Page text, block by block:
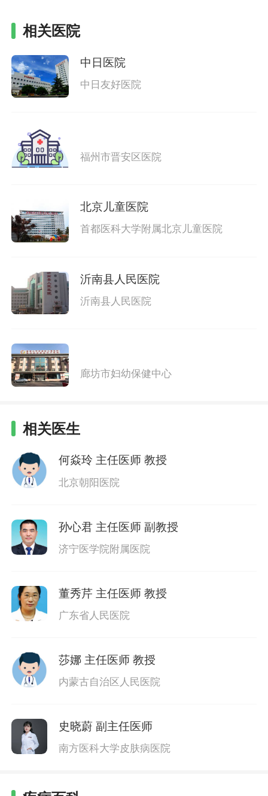
相关医院
中日医院
中日友好医院
福州市晋安区医院
北京儿童医院
首都医科大学附属北京儿童医院
沂南县人民医院
沂南县人民医院
廊坊市妇幼保健中心
相关医生
何焱玲 主任医师 教授
北京朝阳医院
孙心君 主任医师 副教授
济宁医学院附属医院
董秀芹 主任医师 教授
广东省人民医院
莎娜 主任医师 教授
内蒙古自治区人民医院
史晓蔚 副主任医师
南方医科大学皮肤病医院